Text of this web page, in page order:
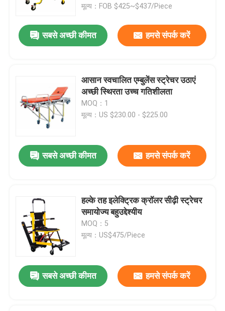
मूल्य：FOB $425~$437/Piece
सबसे अच्छी कीमत हमसे संपर्क करें
आसान स्वचालित एम्बुलेंस स्ट्रेचर उठाएं
अच्छी स्थिरता उच्च गतिशीलता
MOQ：1
मूल्य：US $230.00 - $225.00
सबसे अच्छी कीमत हमसे संपर्क करें
हल्के तह इलेक्ट्रिक क्रॉलर सीढ़ी स्ट्रेचर
समायोज्य बहुउद्देश्यीय
MOQ：5
मूल्य：US$475/Piece
सबसे अच्छी कीमत हमसे संपर्क करें